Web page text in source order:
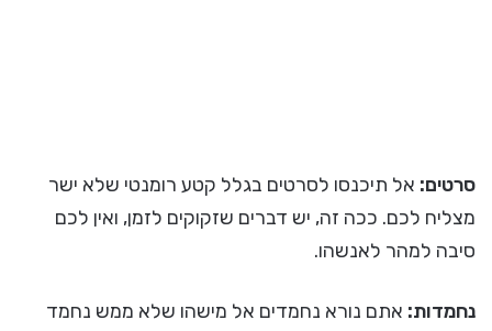
סרטים: אל תיכנסו לסרטים בגלל קטע רומנטי שלא ישר
מצליח לכם. ככה זה, יש דברים שזקוקים לזמן, ואין לכם
סיבה למהר לאנשהו.
נחמדות: אתם נורא נחמדים אל מישהו שלא ממש נחמד